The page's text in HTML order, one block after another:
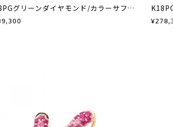
K18PGグリーンダイヤモンド/カラーサファイア/ダイヤモンドピアス
¥